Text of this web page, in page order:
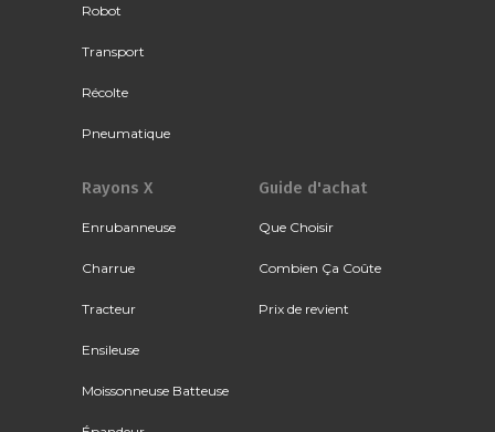
Robot
Transport
Récolte
Pneumatique
Rayons X
Enrubanneuse
Charrue
Tracteur
Ensileuse
Moissonneuse Batteuse
Guide d'achat
Que Choisir
Combien Ça Coûte
Prix de revient